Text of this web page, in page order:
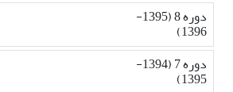
دوره 8 (1395-
1396)
دوره 7 (1394-
1395)